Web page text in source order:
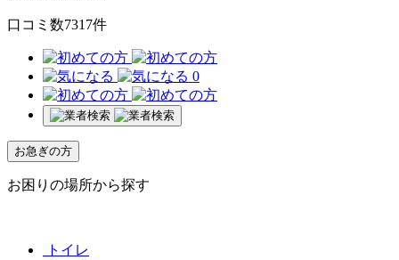
口コミ数7317件
0
お急ぎの方
お困りの場所から探す
トイレ